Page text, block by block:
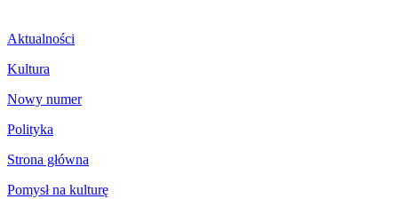
Aktualności
Kultura
Nowy numer
Polityka
Strona główna
Pomysł na kulturę